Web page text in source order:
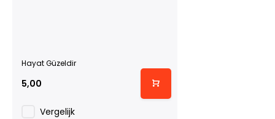
Hayat Güzeldir
5,00
Vergelijk